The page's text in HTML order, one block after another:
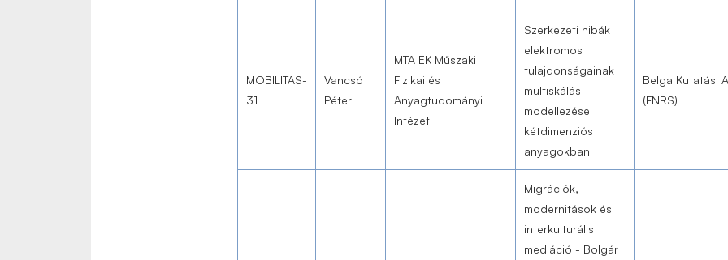
MOBILITAS-
31
Vancsó
Péter
MTA EK Műszaki
Fizikai és
Anyagtudományi
Intézet
Szerkezeti hibák
elektromos
tulajdonságainak
multiskálás
modellezése
kétdimenziós
anyagokban
Belga Kutatási
(FNRS)
Migrációk,
modernitások és
interkulturális
mediáció - Bolgár